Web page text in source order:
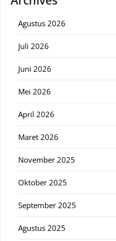
Agustus 2026
Juli 2026
Juni 2026
Mei 2026
April 2026
Maret 2026
November 2025
Oktober 2025
September 2025
Agustus 2025